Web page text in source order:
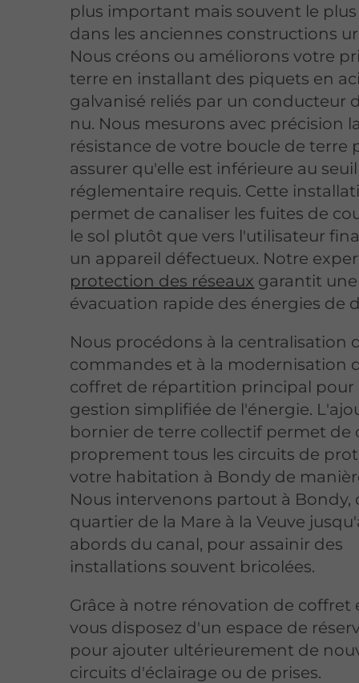
plus important mais souvent le
dans les anciennes constructions
Nous créons ou améliorons votre
terre en installant des piquets en
galvanisé reliés par un conducteur
nu. Nous mesurons avec précision la
résistance de votre boucle de terre
assurer qu'elle est inférieure au seuil
réglementaire requis. Cette
permet de canaliser les fuites de
le sol plutôt que vers l'utilisateur
un appareil défectueux. Notre
protection des réseaux garantit une
évacuation rapide des énergies de
Nous procédons à la centralisation
commandes et à la modernisation
coffret de répartition principal pour
gestion simplifiée de l'énergie.
bornier de terre collectif permet de
proprement tous les circuits de
votre habitation à Bondy de
Nous intervenons partout à Bondy,
quartier de la Mare à la Veuve
abords du canal, pour assainir des
installations souvent bricolées.
Grâce à notre rénovation de coffret
vous disposez d'un espace de
pour ajouter ultérieurement de
circuits d'éclairage ou de prises.